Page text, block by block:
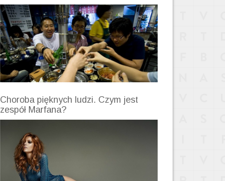
Choroba pięknych ludzi. Czym jest
zespół Marfana?